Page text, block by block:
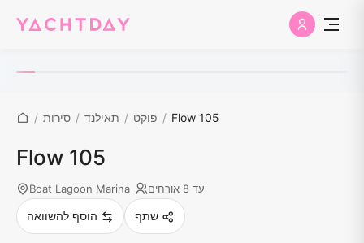
/ סירות / תאילנד / פוקט / Flow 105
Flow 105
Boat Lagoon Marina עד 8 אורחים
הוסף להשוואה שתף